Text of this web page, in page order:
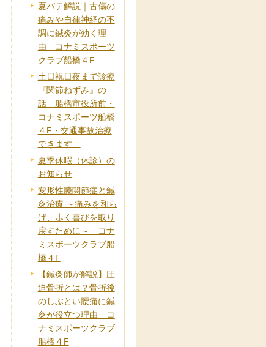
夏バテ解説｜古傷の
痛みや自律神経の不
調に鍼灸が効く理
由 コナミスポーツ
クラブ船橋４F
土日祝日夜まで診療
『関節ねずみ』の
話 船橋市役所前・
コナミスポーツ船橋
４F・交通事故治療
できます
夏季休暇（休診）の
お知らせ
変形性膝関節症と鍼
灸治療 ～痛みを和ら
げ、歩く喜びを取り
戻すために～ コナ
ミスポーツクラブ船
橋４F
【鍼灸師が解説】圧
迫骨折とは？骨折後
のしぶとい腰痛に鍼
灸が役立つ理由 コ
ナミスポーツクラブ
船橋４F